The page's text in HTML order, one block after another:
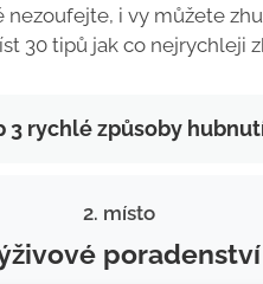
nezoufejte, i vy můžete
30 tipů jak co nejrychleji
3 rychlé způsoby
2. místo
poradenství